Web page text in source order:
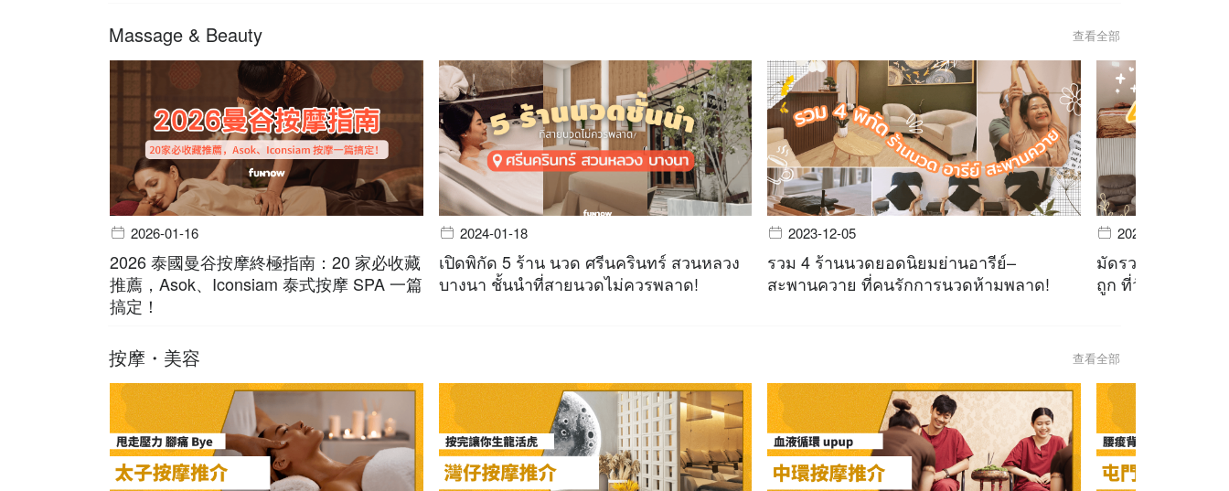
Massage & Beauty 查看全部
2026-01-16
2026 泰國曼谷按摩終極指南：20 家必收藏
推薦，Asok、Iconsiam 泰式按摩 SPA 一篇
搞定！
2024-01-18
เปิดพิกัด 5 ร้าน นวด ศรีนครินทร์ สวนหลวง
บางนา ชั้นนำที่สายนวดไม่ควรพลาด!
2023-12-05
รวม 4 ร้านนวดยอดนิยมย่านอารีย์–
สะพานควาย ที่คนรักการนวดห้ามพลาด!
2023-11-28
มัดรวม 4 ร้านนว
ถูก ที่วัยรุ่นตัวตึงไ
按摩・美容 查看全部